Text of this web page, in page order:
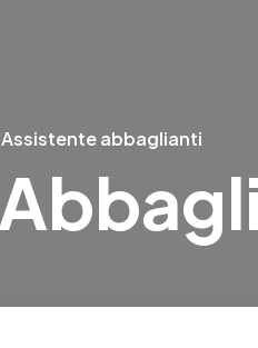
Assistente abbaglianti